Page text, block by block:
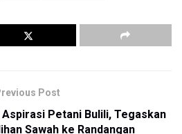
Post
Petani Bulili, Tegaskan
Sawah ke Randangan